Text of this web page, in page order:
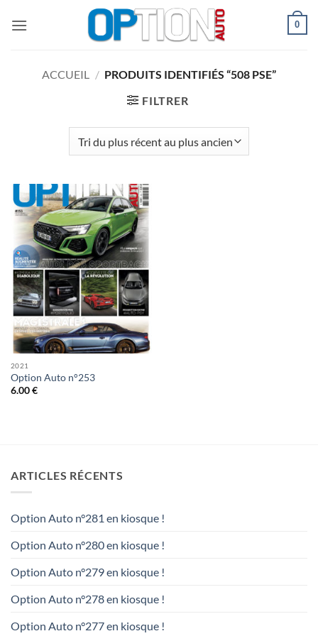
0
ACCUEIL / PRODUITS IDENTIFIÉS “508 PSE”
FILTRER
2021
Option Auto n°253
6.00€
ARTICLES RÉCENTS
Option Auto n°281 en kiosque !
Option Auto n°280 en kiosque !
Option Auto n°279 en kiosque !
Option Auto n°278 en kiosque !
Option Auto n°277 en kiosque !